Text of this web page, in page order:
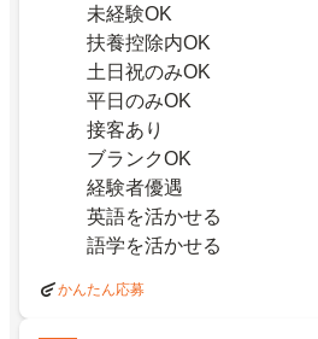
未経験OK
扶養控除内OK
土日祝のみOK
平日のみOK
接客あり
ブランクOK
経験者優遇
英語を活かせる
語学を活かせる
かんたん応募